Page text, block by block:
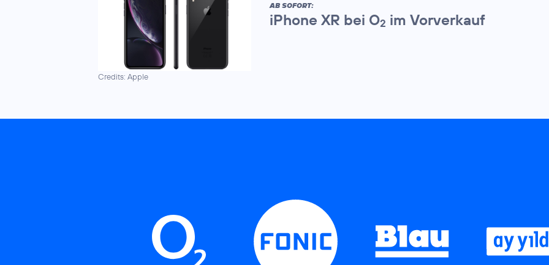
Credits: Apple
AB SOFORT:
iPhone XR bei O2 im Vorverkauf